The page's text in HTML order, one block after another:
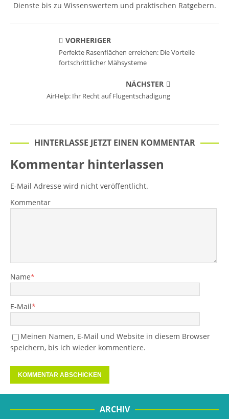
Dienste bis zu Wissenswertem und praktischen Ratgebern.
VORHERIGER
Perfekte Rasenflächen erreichen: Die Vorteile
fortschrittlicher Mähsysteme
NÄCHSTER
AirHelp: Ihr Recht auf Flugentschädigung
HINTERLASSE JETZT EINEN KOMMENTAR
Kommentar hinterlassen
E-Mail Adresse wird nicht veröffentlicht.
Kommentar
Name*
E-Mail*
Meinen Namen, E-Mail und Website in diesem Browser
speichern, bis ich wieder kommentiere.
ARCHIV